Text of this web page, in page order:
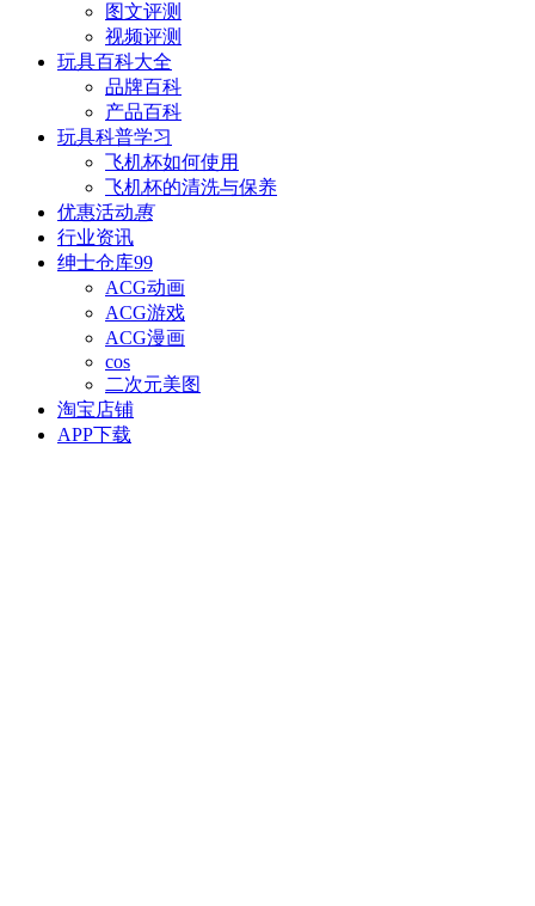
图文评测
视频评测
玩具百科大全
品牌百科
产品百科
玩具科普学习
飞机杯如何使用
飞机杯的清洗与保养
优惠活动惠
行业资讯
绅士仓库99
ACG动画
ACG游戏
ACG漫画
cos
二次元美图
淘宝店铺
APP下载